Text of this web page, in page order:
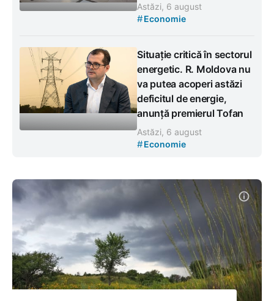
Astăzi, 6 august
#Economie
Situație critică în sectorul
energetic. R. Moldova nu
va putea acoperi astăzi
deficitul de energie,
anunță premierul Tofan
Astăzi, 6 august
#Economie